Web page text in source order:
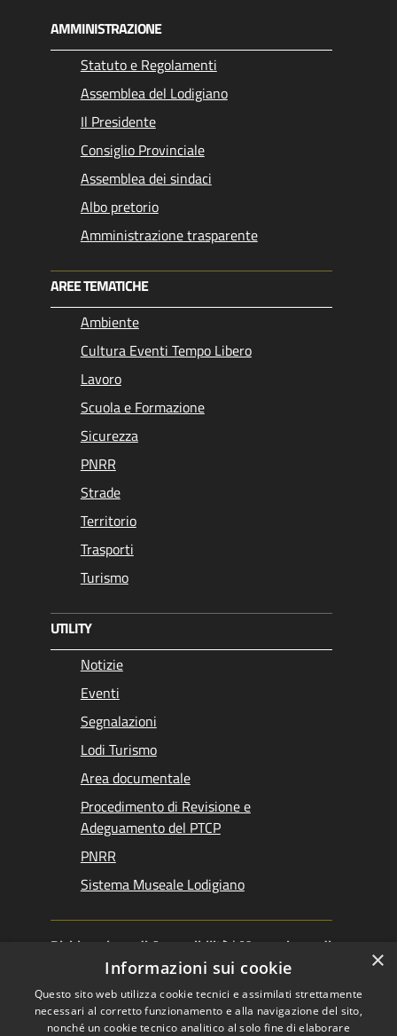
AMMINISTRAZIONE
Statuto e Regolamenti
Assemblea del Lodigiano
Il Presidente
Consiglio Provinciale
Assemblea dei sindaci
Albo pretorio
Amministrazione trasparente
AREE TEMATICHE
Ambiente
Cultura Eventi Tempo Libero
Lavoro
Scuola e Formazione
Sicurezza
PNRR
Strade
Territorio
Trasporti
Turismo
UTILITY
Notizie
Eventi
Segnalazioni
Lodi Turismo
Area documentale
Procedimento di Revisione e
Adeguamento del PTCP
PNRR
Sistema Museale Lodigiano
Dichiarazione di Accessibilità | Meccanismo di
Feedback|Obiettivi accessibilità ×
Informazioni sui cookie
Questo sito web utilizza cookie tecnici e assimilati strettamente
necessari al corretto funzionamento e alla navigazione del sito,
nonché un cookie tecnico analitico al solo fine di elaborare